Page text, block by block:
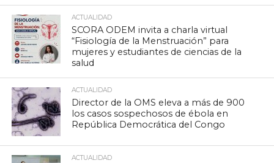
ACTUALIDAD
SCORA ODEM invita a charla virtual
“Fisiología de la Menstruación” para
mujeres y estudiantes de ciencias de la
salud
ACTUALIDAD
Director de la OMS eleva a más de 900
los casos sospechosos de ébola en
República Democrática del Congo
ACTUALIDAD